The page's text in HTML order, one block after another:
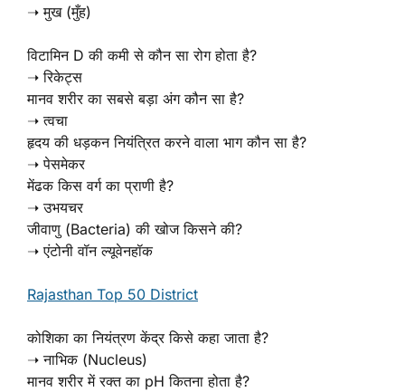
➝ मुख (मुँह)
विटामिन D की कमी से कौन सा रोग होता है?
➝ रिकेट्स
मानव शरीर का सबसे बड़ा अंग कौन सा है?
➝ त्वचा
हृदय की धड़कन नियंत्रित करने वाला भाग कौन सा है?
➝ पेसमेकर
मेंढक किस वर्ग का प्राणी है?
➝ उभयचर
जीवाणु (Bacteria) की खोज किसने की?
➝ एंटोनी वॉन ल्यूवेनहॉक
Rajasthan Top 50 District
कोशिका का नियंत्रण केंद्र किसे कहा जाता है?
➝ नाभिक (Nucleus)
मानव शरीर में रक्त का pH कितना होता है?